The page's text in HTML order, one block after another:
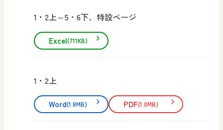
1・2上～5・6下、特設ページ
Excel(711KB)
1・2上
Word(1.8MB) PDF(1.0MB)